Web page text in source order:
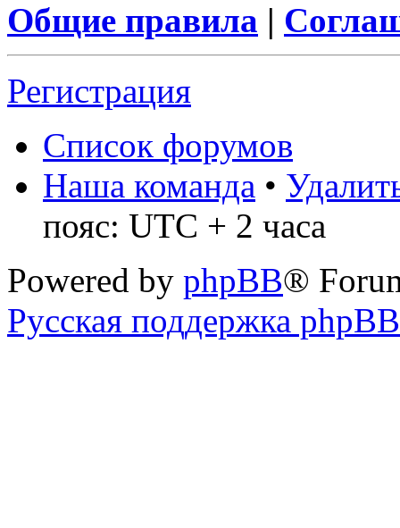
Общие правила |
Регистрация
Список форумов
Наша команда •
пояс: UTC + 2 часа
Powered by phpBB®
Русская поддержка phpBB